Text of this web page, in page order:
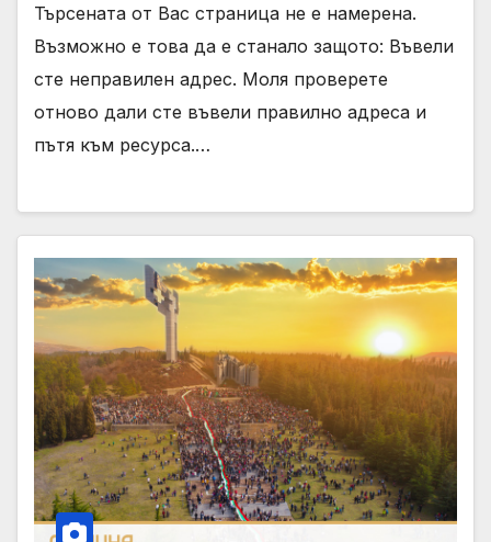
Търсената от Вас страница не е намерена.
Възможно е това да е станало защото: Въвели
сте неправилен адрес. Моля проверете
отново дали сте въвели правилно адреса и
пътя към ресурса.…